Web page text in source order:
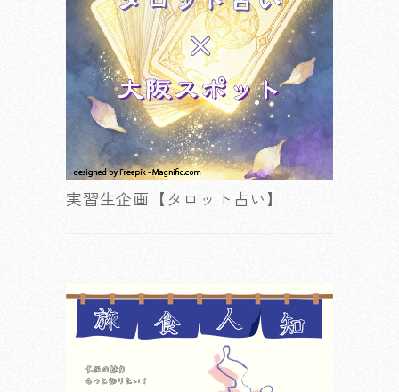
実習生企画【タロット占い】